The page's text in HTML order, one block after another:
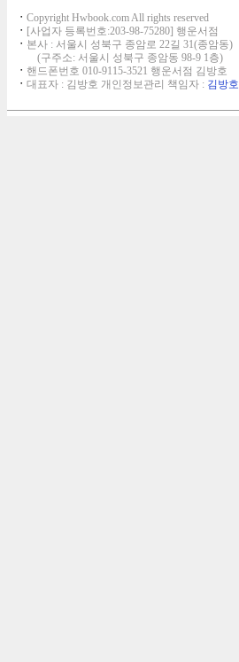
ㆍ Copyright Hwbook.com All rights reserved
ㆍ [사업자 등록번호:203-98-75280] 행운서점
ㆍ 본사 : 서울시 성북구 종암로 22길 31(종암동)
(구주소: 서울시 성북구 종암동 98-9 1층)
ㆍ 핸드폰번호 010-9115-3521 행운서점 김방호
ㆍ 대표자 : 김방호 개인정보관리 책임자 : 김방호